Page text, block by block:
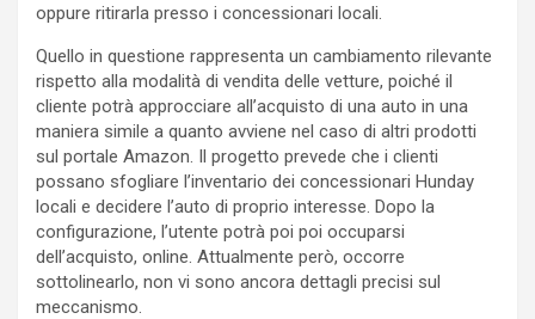
oppure ritirarla presso i concessionari locali.
Quello in questione rappresenta un cambiamento rilevante
rispetto alla modalità di vendita delle vetture, poiché il
cliente potrà approcciare all’acquisto di una auto in una
maniera simile a quanto avviene nel caso di altri prodotti
sul portale Amazon. Il progetto prevede che i clienti
possano sfogliare l’inventario dei concessionari Hunday
locali e decidere l’auto di proprio interesse. Dopo la
configurazione, l’utente potrà poi poi occuparsi
dell’acquisto, online. Attualmente però, occorre
sottolinearlo, non vi sono ancora dettagli precisi sul
meccanismo.